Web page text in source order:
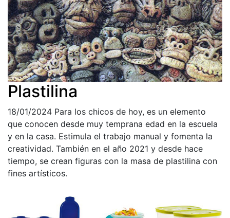
Plastilina
18/01/2024 Para los chicos de hoy, es un elemento
que conocen desde muy temprana edad en la escuela
y en la casa. Estimula el trabajo manual y fomenta la
creatividad. También en el año 2021 y desde hace
tiempo, se crean figuras con la masa de plastilina con
fines artísticos.